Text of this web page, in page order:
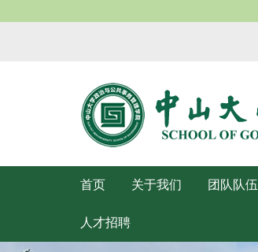
首页 关于我们 团队队伍
人才招聘